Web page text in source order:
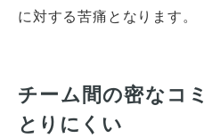
に対する苦痛となります。
チーム間の密なコ
とりにくい